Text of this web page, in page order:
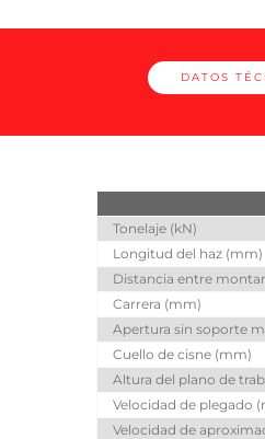
DATOS
Tonelaje (kN)
Longitud del haz (mm)
Distancia entre
Carrera (mm)
Apertura sin soporte
Cuello de cisne (mm)
Altura del plano de
Velocidad de plegado
Velocidad de